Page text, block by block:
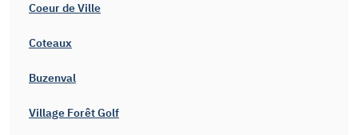
Coeur de Ville
Coteaux
Buzenval
Village Forêt Golf